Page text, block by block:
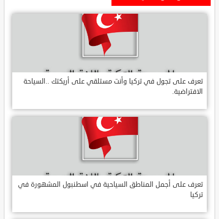
تعرف على تجول في تركيا وأنت مستلقي على أريكتك ..السياحة
الافتراضية.
تعرف على أجمل المناطق السياحية في اسطنبول المشهورة في
تركيا